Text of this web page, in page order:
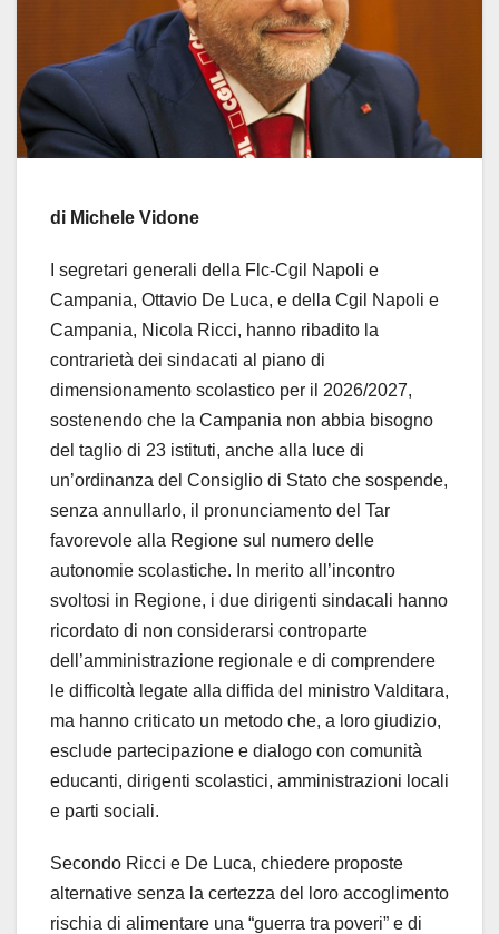
di Michele Vidone
I segretari generali della Flc-Cgil Napoli e
Campania, Ottavio De Luca, e della Cgil Napoli e
Campania, Nicola Ricci, hanno ribadito la
contrarietà dei sindacati al piano di
dimensionamento scolastico per il 2026/2027,
sostenendo che la Campania non abbia bisogno
del taglio di 23 istituti, anche alla luce di
un’ordinanza del Consiglio di Stato che sospende,
senza annullarlo, il pronunciamento del Tar
favorevole alla Regione sul numero delle
autonomie scolastiche. In merito all’incontro
svoltosi in Regione, i due dirigenti sindacali hanno
ricordato di non considerarsi controparte
dell’amministrazione regionale e di comprendere
le difficoltà legate alla diffida del ministro Valditara,
ma hanno criticato un metodo che, a loro giudizio,
esclude partecipazione e dialogo con comunità
educanti, dirigenti scolastici, amministrazioni locali
e parti sociali.
Secondo Ricci e De Luca, chiedere proposte
alternative senza la certezza del loro accoglimento
rischia di alimentare una “guerra tra poveri” e di